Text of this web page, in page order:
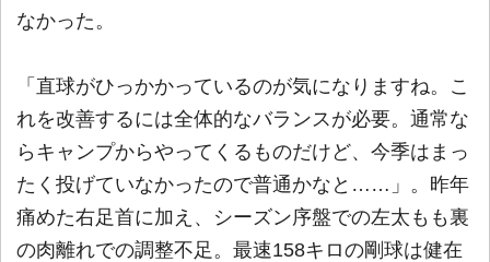
なかった。
「直球がひっかかっているのが気になりますね。こ
れを改善するには全体的なバランスが必要。通常な
らキャンプからやってくるものだけど、今季はまっ
たく投げていなかったので普通かなと……」。昨年
痛めた右足首に加え、シーズン序盤での左太もも裏
の肉離れでの調整不足。最速158キロの剛球は健在